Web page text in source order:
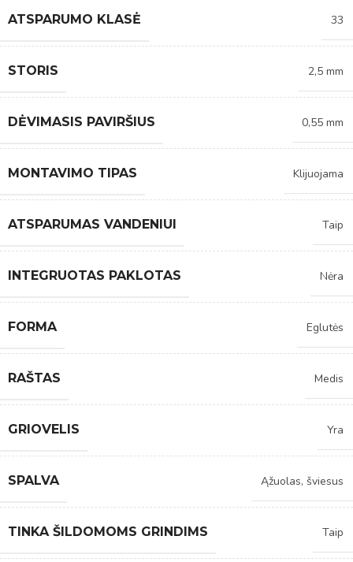
ATSPARUMO KLASĖ 33
STORIS 2,5 mm
DĖVIMASIS PAVIRŠIUS 0,55 mm
MONTAVIMO TIPAS Klijuojama
ATSPARUMAS VANDENIUI Taip
INTEGRUOTAS PAKLOTAS Nėra
FORMA Eglutės
RAŠTAS Medis
GRIOVELIS Yra
SPALVA Ąžuolas, šviesus
TINKA ŠILDOMOMS GRINDIMS Taip